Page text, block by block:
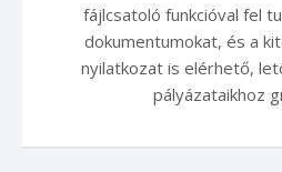
fájlcsatoló funkcióval fel
dokumentumokat, és a
nyilatkozat is elérhető,
pályázataikhoz